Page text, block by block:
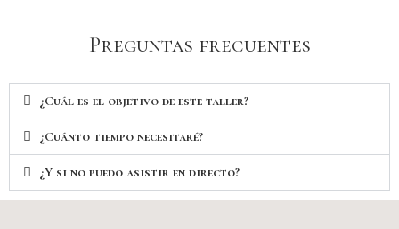
Preguntas frecuentes
¿Cuál es el objetivo de este taller?
¿Cuánto tiempo necesitaré?
¿Y si no puedo asistir en directo?